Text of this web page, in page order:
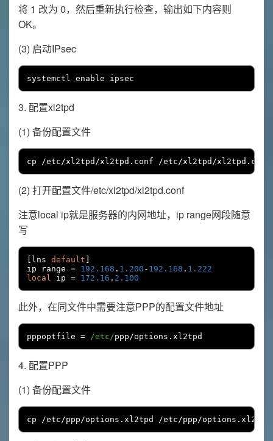
将 1 改为 0，然后重新执行检查，输出如下内容则
OK。
(3) 启动IPsec
systemctl enable ipsec
3. 配置xl2tpd
(1) 备份配置文件
cp /etc/xl2tpd /xl2tpd . conf /etc/xl2tpd /xl2tpd . conf
(2) 打开配置文件/etc/xl2tpd/xl2tpd.conf
注意local ip就是服务器的内网地址，ip range网段随意
写
lns default
ip range = 192.168 . 1.200 - 192.168 . 1.222
local ip = 172.16 . 2.100
此外，在同文件中需要注意PPP的配置文件地址
pppoptfile = /etc/ppp/options . xl2tpd
4. 配置PPP
(1) 备份配置文件
cp /etc/ppp/options . xl2tpd /etc/ppp/options . xl2tpd